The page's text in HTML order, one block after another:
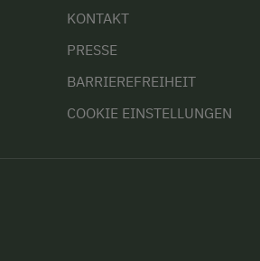
KONTAKT
PRESSE
BARRIEREFREIHEIT
COOKIE EINSTELLUNGEN